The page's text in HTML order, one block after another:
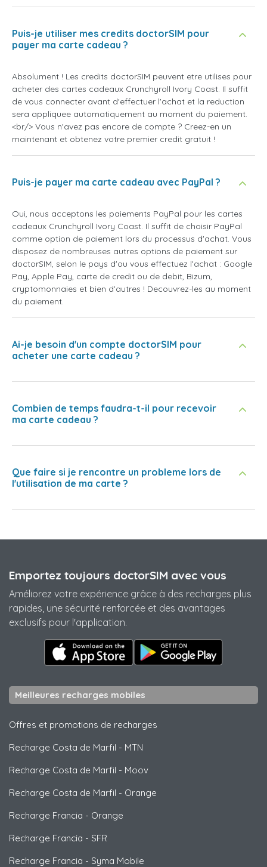
Puis-je utiliser mes credits doctorSIM pour
payer ma carte cadeau ?
Absolument ! Les credits doctorSIM peuvent etre utilises pour
acheter des cartes cadeaux Crunchyroll Ivory Coast. Il suffit
de vous connecter avant d'effectuer l'achat et la reduction
sera appliquee automatiquement au moment du paiement.
<br/> Vous n'avez pas encore de compte ? Creez-en un
maintenant et obtenez votre premier credit gratuit !
Puis-je payer ma carte cadeau avec PayPal ?
Oui, nous acceptons les paiements PayPal pour les cartes
cadeaux Crunchyroll Ivory Coast. Il suffit de choisir PayPal
comme option de paiement lors du processus d'achat. Vous
disposez de nombreuses autres options de paiement sur
doctorSIM, selon le pays d'ou vous effectuez l'achat : Google
Pay, Apple Pay, carte de credit ou de debit, Bizum,
cryptomonnaies et bien d'autres ! Decouvrez-les au moment
du paiement.
Ai-je besoin d'un compte doctorSIM pour
acheter une carte cadeau ?
Combien de temps faudra-t-il pour recevoir
ma carte cadeau ?
Que faire si je rencontre un probleme lors de
l'utilisation de ma carte ?
Emportez toujours doctorSIM avec vous
Améliorez votre expérience grâce à des recharges plus
rapides, une sécurité renforcée et des avantages
exclusifs pour l'application.
Meilleures recharges mobiles
Offres et promotions de recharges
Recharge Costa de Marfil - MTN
Recharge Costa de Marfil - Moov
Recharge Costa de Marfil - Orange
Recharge Francia - Orange
Recharge Francia - SFR
Recharge Francia - Syma Mobile